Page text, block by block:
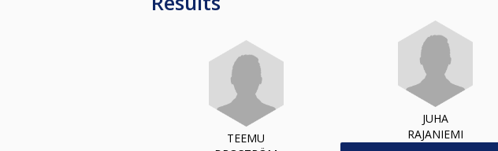
TEEMU
JUHA
RAJANIEMI